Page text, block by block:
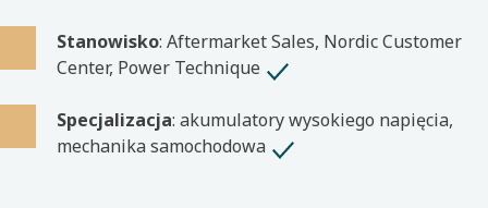
Stanowisko: Aftermarket Sales, Nordic Customer
Center, Power Technique
Specjalizacja: akumulatory wysokiego napięcia,
mechanika samochodowa